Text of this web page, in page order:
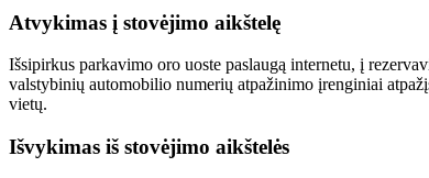
Atvykimas į stovėjimo aikštelę
Išsipirkus parkavimo oro uoste paslaugą internetu, į
valstybinių automobilio numerių atpažinimo įrenginiai
vietų.
Išvykimas iš stovėjimo aikštelės